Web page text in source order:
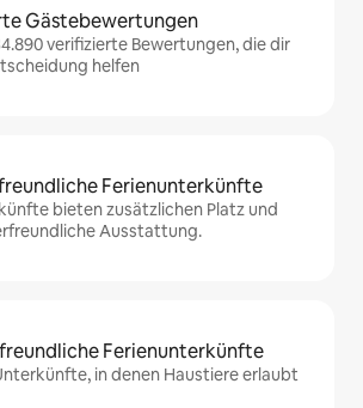
Gästebewertungen
verifizierte Bewertungen, die dir
helfen
Ferienunterkünfte
bieten zusätzlichen Platz und
Ausstattung.
Ferienunterkünfte
in denen Haustiere erlaubt